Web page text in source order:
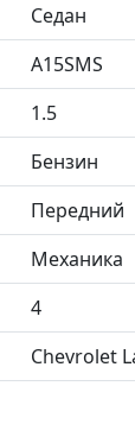
Седан
A15SMS
1.5
Бензин
Передний
Механика
4
Chevrolet